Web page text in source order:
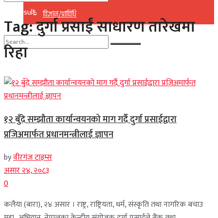
विज्ञान/प्राविधि
No Result
View All Result
No Result
View All Result
Tag:दुर्गा प्रसाईं साधारण तारेखमा
रिहा
१२ बुँदे सम्झौता कार्यान्वयनको माग गर्दै दुर्गा प्रसाईद्वारा
प्रजिअमार्फत प्रधानमन्त्रीलाई ज्ञापन
byवीरगंज टाइम्स
असार २४, २०८३
0
कलैया (बारा), २४ असार । राष्ट्र, राष्ट्रियता, धर्म, संस्कृति तथा नागरिक बचाउ